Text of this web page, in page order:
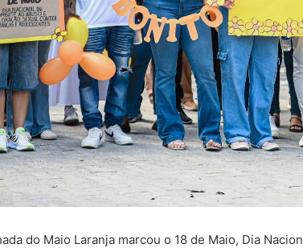
do Maio Laranja marcou o 18 de Maio, Dia